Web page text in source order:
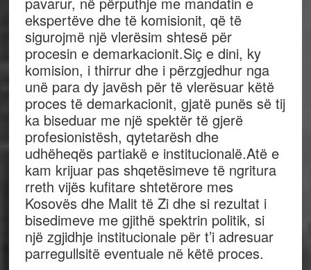
ekspertëve dhe të komisionit, që të
sigurojmë një vlerësim shtesë për
procesin e demarkacionit.Siç e dini, ky
komision, i thirrur dhe i përzgjedhur nga
unë para dy javësh për të vlerësuar këtë
proces të demarkacionit, gjatë punës së tij
ka biseduar me një spektër të gjerë
profesionistësh, qytetarësh dhe
udhëheqës partiakë e institucionalë.Atë e
kam krijuar pas shqetësimeve të ngritura
rreth vijës kufitare shtetërore mes
Kosovës dhe Malit të Zi dhe si rezultat i
bisedimeve me gjithë spektrin politik, si
një zgjidhje institucionale për t’i adresuar
parregullsitë eventuale në këtë proces.